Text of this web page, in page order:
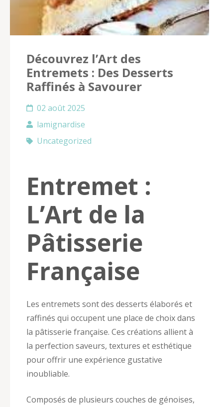
Découvrez l’Art des
Entremets : Des Desserts
Raffinés à Savourer
02 août 2025
lamignardise
Uncategorized
Entremet :
L’Art de la
Pâtisserie
Française
Les entremets sont des desserts élaborés et
raffinés qui occupent une place de choix dans
la pâtisserie française. Ces créations allient à
la perfection saveurs, textures et esthétique
pour offrir une expérience gustative
inoubliable.
Composés de plusieurs couches de génoises,